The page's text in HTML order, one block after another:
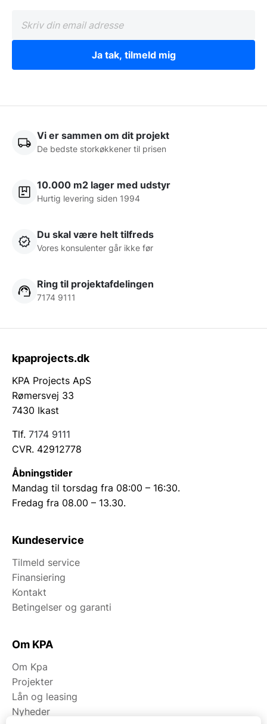
Ja tak, tilmeld mig
Vi er sammen om dit projekt
De bedste storkøkkener til prisen
10.000 m2 lager med udstyr
Hurtig levering siden 1994
Du skal være helt tilfreds
Vores konsulenter går ikke før
Ring til projektafdelingen
7174 9111
kpaprojects.dk
KPA Projects ApS
Rømersvej 33
7430 Ikast
Tlf. 7174 9111
CVR. 42912778
Åbningstider
Mandag til torsdag fra 08:00 – 16:30.
Fredag fra 08.00 – 13.30.
Kundeservice
Tilmeld service
Finansiering
Kontakt
Betingelser og garanti
Om KPA
Om Kpa
Projekter
Lån og leasing
Nyheder